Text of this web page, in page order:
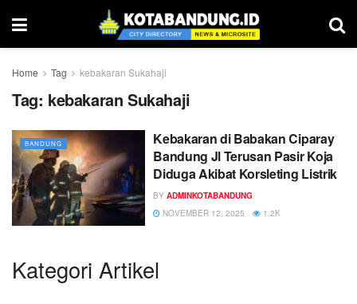
Home Tag kebakaran Sukahaji
Tag: kebakaran Sukahaji
BANDUNG
Kebakaran di Babakan Ciparay
Bandung Jl Terusan Pasir Koja
Diduga Akibat Korsleting Listrik
BY ADMINKOTABANDUNG
NOVEMBER 12, 2025
1.2K
Kategori Artikel